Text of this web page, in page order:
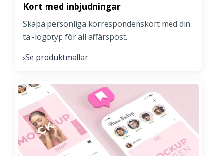
Kort med inbjudningar
Skapa personliga korrespondenskort med din
tal-logotyp för all affärspost.
›Se produktmallar